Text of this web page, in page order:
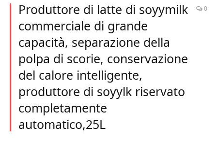
Produttore di latte di soyymilk
commerciale di grande
capacità, separazione della
polpa di scorie, conservazione
del calore intelligente,
produttore di soyylk riservato
completamente
automatico,25L
0